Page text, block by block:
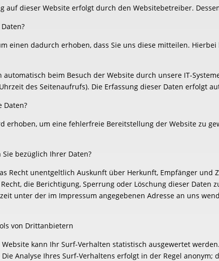
auf dieser Website erfolgt durch den Websitebetreiber.
einen dadurch erhoben, dass Sie uns diese mitteilen.
automatisch beim Besuch der Website durch unsere IT-
des Seitenaufrufs). Die Erfassung dieser Daten erfolgt
Daten?
erhoben, um eine fehlerfreie Bereitstellung der Website zu
Sie bezüglich Ihrer Daten?
Recht unentgeltlich Auskunft über Herkunft, Empfänger und
die Berichtigung, Sperrung oder Löschung dieser Daten
unter der im Impressum angegebenen Adresse an uns
von Drittanbietern
kann Ihr Surf-Verhalten statistisch ausgewertet
Analyse Ihres Surf-Verhaltens erfolgt in der Regel